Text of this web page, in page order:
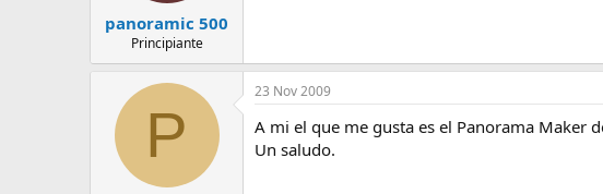
panoramic 500
Principiante
P
23 Nov 2009
A mi el que me gusta es el Panorama Maker
Un saludo.